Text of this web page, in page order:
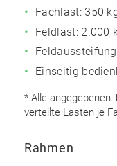
Fachlast: 350
Feldlast: 2.000
Einseitig
* Alle angegebenen
verteilte Lasten je
Rahmen